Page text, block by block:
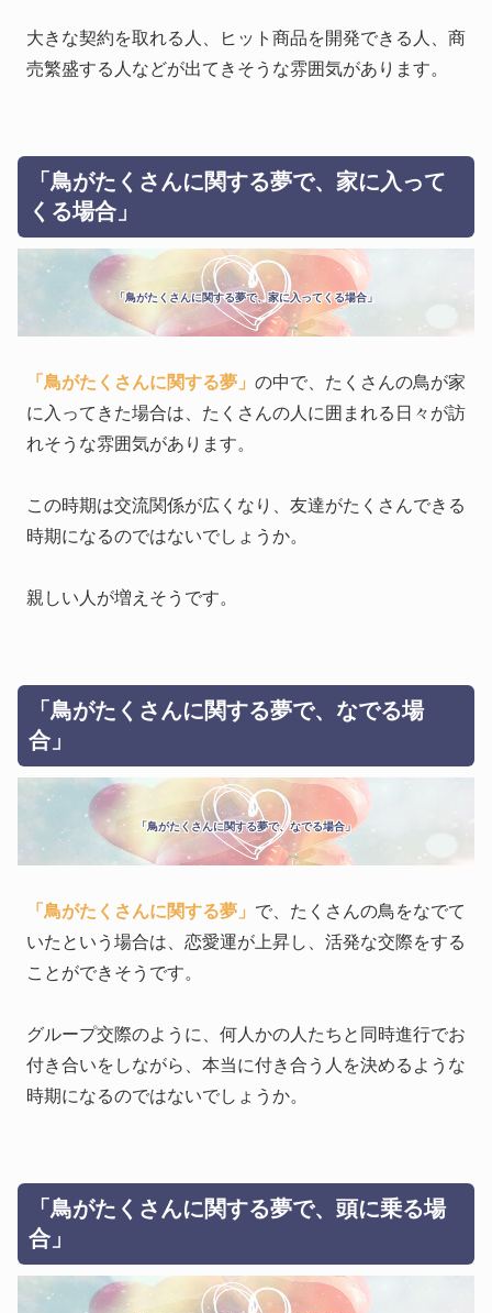
大きな契約を取れる人、ヒット商品を開発できる人、商
売繁盛する人などが出てきそうな雰囲気があります。
「鳥がたくさんに関する夢で、家に入って
くる場合」
「鳥がたくさんに関する夢で、家に入ってくる場合」
「鳥がたくさんに関する夢」 の中で、たくさんの鳥が家
に入ってきた場合は、たくさんの人に囲まれる日々が訪
れそうな雰囲気があります。
この時期は交流関係が広くなり、友達がたくさんできる
時期になるのではないでしょうか。
親しい人が増えそうです。
「鳥がたくさんに関する夢で、なでる場
合」
「鳥がたくさんに関する夢で、なでる場合」
「鳥がたくさんに関する夢」 で、たくさんの鳥をなでて
いたという場合は、恋愛運が上昇し、活発な交際をする
ことができそうです。
グループ交際のように、何人かの人たちと同時進行でお
付き合いをしながら、本当に付き合う人を決めるような
時期になるのではないでしょうか。
「鳥がたくさんに関する夢で、頭に乗る場
合」